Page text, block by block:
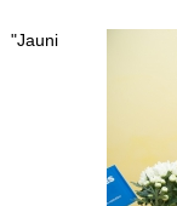
"Jauni